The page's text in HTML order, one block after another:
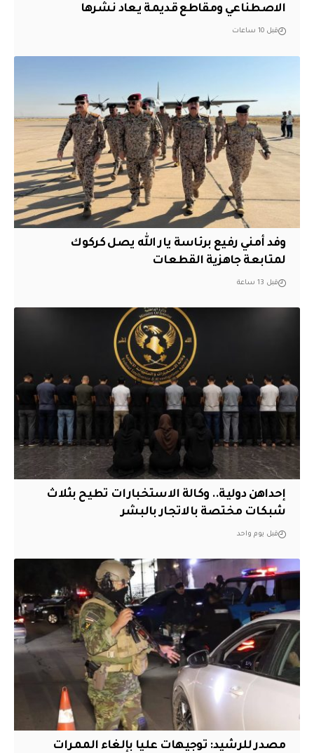
الاصطناعي ومقاطع قديمة يعاد نشرها
قبل 10 ساعات
وفد أمني رفيع برئاسة يار الله يصل كركوك
لمتابعة جاهزية القطعات
قبل 13 ساعة
إحداهن دولية.. وكالة الاستخبارات تطيح بثلاث
شبكات مختصة بالاتجار بالبشر
قبل يوم واحد
مصدر للرشيد: توجيهات عليا بإلغاء الممرات